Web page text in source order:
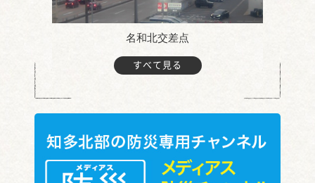
名和北交差点
すべて見る